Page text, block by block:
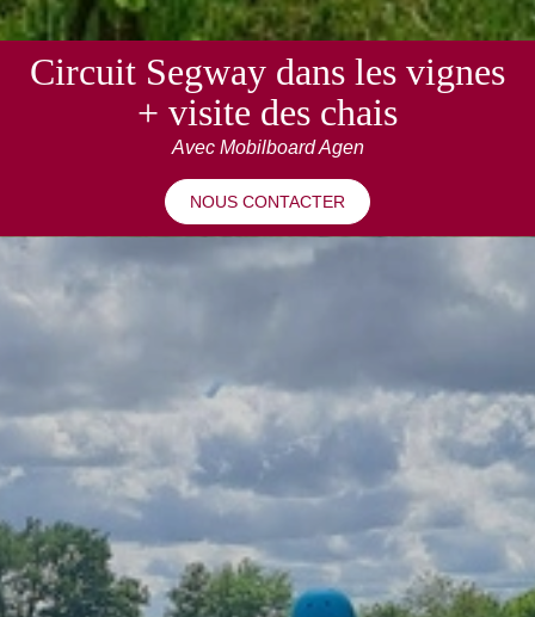
Circuit Segway dans les vignes
+ visite des chais
Avec Mobilboard Agen
NOUS CONTACTER